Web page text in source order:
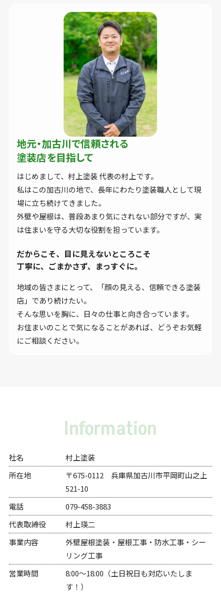
地元・加古川で信頼される
塗装店を目指して
はじめまして、村上塗装 代表の村上です。
私はこの加古川の地で、長年にわたり塗装職人として現
場に立ち続けてきました。
外壁や屋根は、普段あまり気にされない部分ですが、実
は住まいを守る大切な役割を担っています。
だからこそ、 目に見えないところこそ
丁寧に、ごまかさず、まっすぐに。
地域の皆さまにとって、「顔の見える、信頼できる塗装
店」であり続けたい。
そんな思いを胸に、日々の仕事と向き合っています。
お住まいのことで気になることがあれば、どうぞお気軽
にご相談ください。
Information
社名
村上塗装
所在地
〒675-0112 兵庫県加古川市平岡町山之上
521-10
電話
079-458-3883
代表取締役
村上瑛二
事業内容
外壁屋根塗装・屋根工事・防水工事・シー
リング工事
営業時間
8:00〜18:00（土日祝日も対応いたしま
す！）